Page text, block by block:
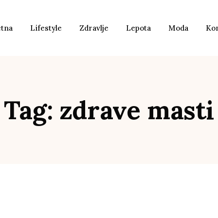
Lifestyle Zdravlje Lepota Moda
Tag: zdrave masti